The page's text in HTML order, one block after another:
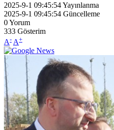
2025-9-1 09:45:54Yayınlanma
2025-9-1 09:45:54 Güncelleme
0Yorum
333 Gösterim
A- A+